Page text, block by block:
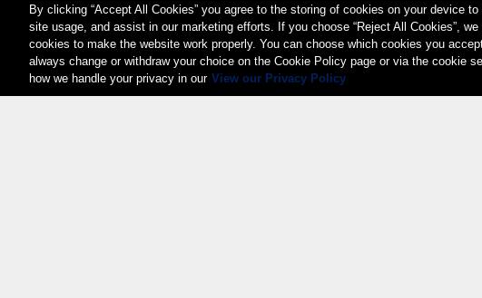
By clicking “Accept All Cookies” you agree to the storing of cookies on your device
site usage, and assist in our marketing efforts. If you choose “Reject All Cookies”,
cookies to make the website work properly. You can choose which cookies you
always change or withdraw your choice on the Cookie Policy page or via the cookie
how we handle your privacy in our View our Privacy Policy